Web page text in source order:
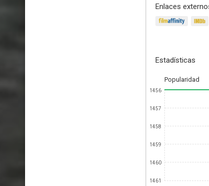
Enlaces
Estadísticas
Popularidad
1456
1457
1458
1459
1460
1461